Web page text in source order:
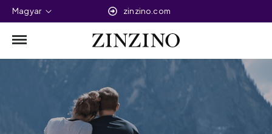
Magyar zinzino.com